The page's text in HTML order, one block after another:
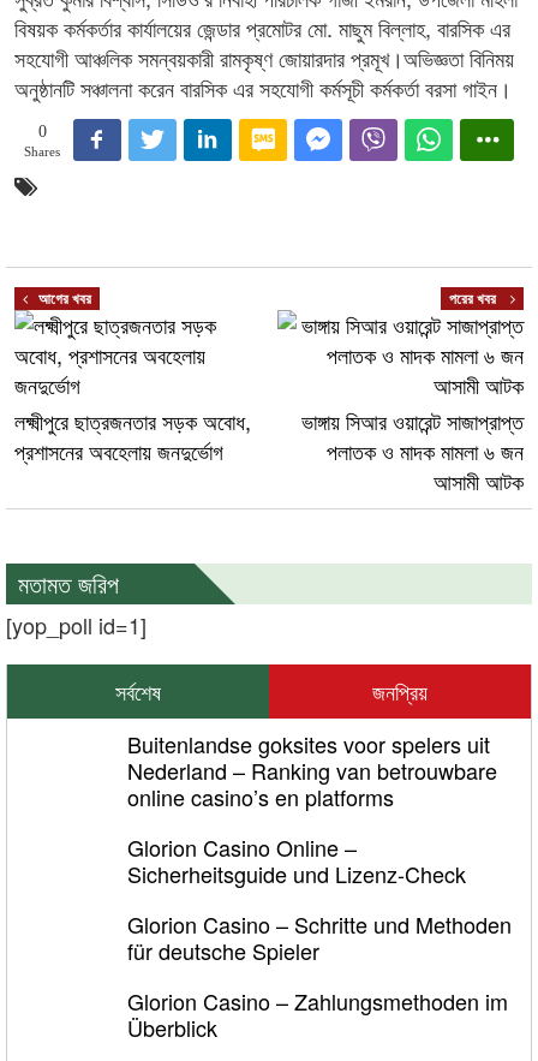
বিষয়ক কর্মকর্তার কার্যালয়ের জেন্ডার প্রমোটর মো. মাছুম বিল্লাহ, বারসিক এর
সহযোগী আঞ্চলিক সমন্বয়কারী রামকৃষ্ণ জোয়ারদার প্রমূখ।অভিজ্ঞতা বিনিময়
অনুষ্ঠানটি সঞ্চালনা করেন বারসিক এর সহযোগী কর্মসূচী কর্মকর্তা বরসা গাইন।
0
Shares
আগের খবর
লক্ষ্মীপুরে ছাত্রজনতার সড়ক অবোধ,
প্রশাসনের অবহেলায় জনদুর্ভোগ
পরের খবর
ভাঙ্গায় সিআর ওয়ারেন্ট সাজাপ্রাপ্ত
পলাতক ও মাদক মামলা ৬ জন
আসামী আটক
মতামত জরিপ
[yop_poll id=1]
সর্বশেষ
জনপ্রিয়
Buitenlandse goksites voor spelers uit
Nederland – Ranking van betrouwbare
online casino’s en platforms
Glorion Casino Online –
Sicherheitsguide und Lizenz‑Check
Glorion Casino – Schritte und Methoden
für deutsche Spieler
Glorion Casino – Zahlungsmethoden im
Überblick